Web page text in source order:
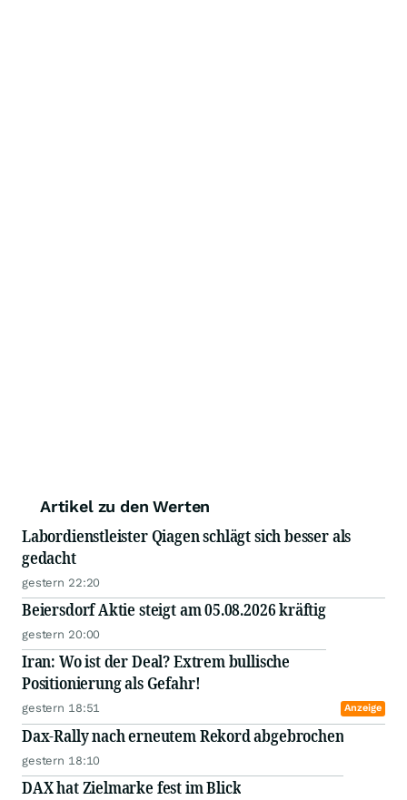
Artikel zu den Werten
Labordienstleister Qiagen schlägt sich besser als
gedacht
gestern 22:20
Beiersdorf Aktie steigt am 05.08.2026 kräftig
gestern 20:00
Iran: Wo ist der Deal? Extrem bullische
Positionierung als Gefahr!
gestern 18:51 Anzeige
Dax-Rally nach erneutem Rekord abgebrochen
gestern 18:10
DAX hat Zielmarke fest im Blick